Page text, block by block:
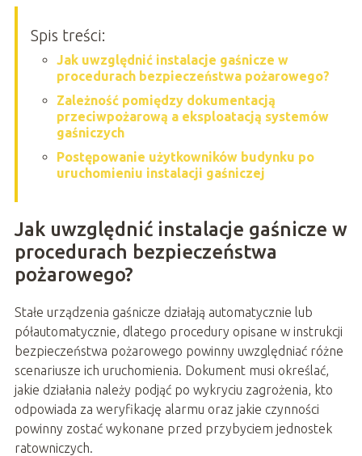
Spis treści:
Jak uwzględnić instalacje gaśnicze w
procedurach bezpieczeństwa pożarowego?
Zależność pomiędzy dokumentacją
przeciwpożarową a eksploatacją systemów
gaśniczych
Postępowanie użytkowników budynku po
uruchomieniu instalacji gaśniczej
Jak uwzględnić instalacje gaśnicze w
procedurach bezpieczeństwa
pożarowego?
Stałe urządzenia gaśnicze działają automatycznie lub
półautomatycznie, dlatego procedury opisane w instrukcji
bezpieczeństwa pożarowego powinny uwzględniać różne
scenariusze ich uruchomienia. Dokument musi określać,
jakie działania należy podjąć po wykryciu zagrożenia, kto
odpowiada za weryfikację alarmu oraz jakie czynności
powinny zostać wykonane przed przybyciem jednostek
ratowniczych.